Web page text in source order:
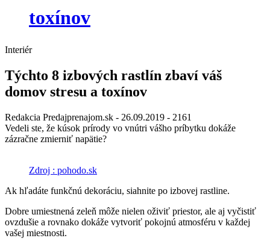
toxínov
Interiér
Týchto 8 izbových rastlín zbaví váš
domov stresu a toxínov
Redakcia Predajprenajom.sk - 26.09.2019 - 2161
Vedeli ste, že kúsok prírody vo vnútri vášho príbytku dokáže
zázračne zmierniť napätie?
Zdroj : pohodo.sk
Ak hľadáte funkčnú dekoráciu, siahnite po izbovej rastline.
Dobre umiestnená zeleň môže nielen oživiť priestor, ale aj vyčistiť
ovzdušie a rovnako dokáže vytvoriť pokojnú atmosféru v každej
vašej miestnosti.